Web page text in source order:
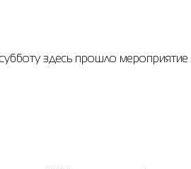
здесь прошло мероприятие